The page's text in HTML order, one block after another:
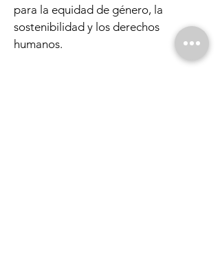
para la equidad de género, la
sostenibilidad y los derechos
humanos.